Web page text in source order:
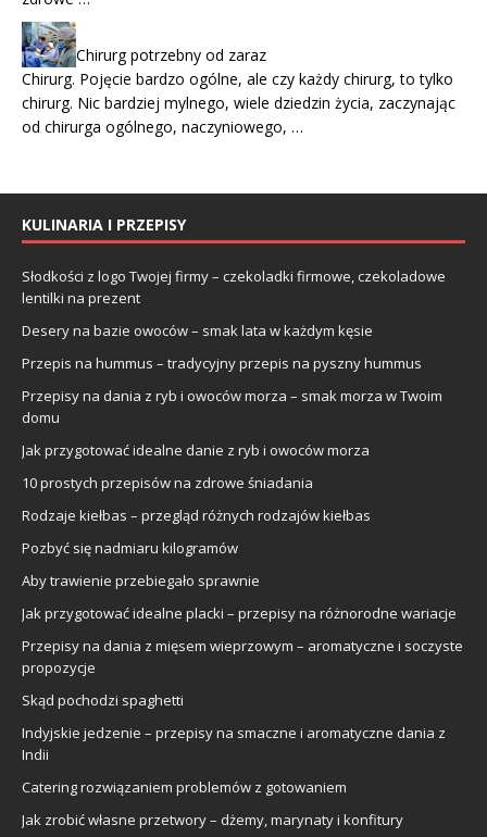
Chirurg potrzebny od zaraz
Chirurg. Pojęcie bardzo ogólne, ale czy każdy chirurg, to tylko
chirurg. Nic bardziej mylnego, wiele dziedzin życia, zaczynając
od chirurga ogólnego, naczyniowego, …
KULINARIA I PRZEPISY
Słodkości z logo Twojej firmy – czekoladki firmowe, czekoladowe
lentilki na prezent
Desery na bazie owoców – smak lata w każdym kęsie
Przepis na hummus – tradycyjny przepis na pyszny hummus
Przepisy na dania z ryb i owoców morza – smak morza w Twoim
domu
Jak przygotować idealne danie z ryb i owoców morza
10 prostych przepisów na zdrowe śniadania
Rodzaje kiełbas – przegląd różnych rodzajów kiełbas
Pozbyć się nadmiaru kilogramów
Aby trawienie przebiegało sprawnie
Jak przygotować idealne placki – przepisy na różnorodne wariacje
Przepisy na dania z mięsem wieprzowym – aromatyczne i soczyste
propozycje
Skąd pochodzi spaghetti
Indyjskie jedzenie – przepisy na smaczne i aromatyczne dania z
Indii
Catering rozwiązaniem problemów z gotowaniem
Jak zrobić własne przetwory – dżemy, marynaty i konfitury